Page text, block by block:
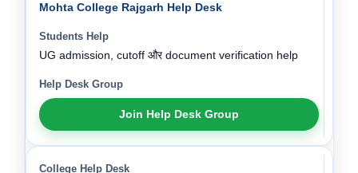
Mohta College Rajgarh Help Desk
UG admission, cutoff और document verification help
Join Help Desk Group